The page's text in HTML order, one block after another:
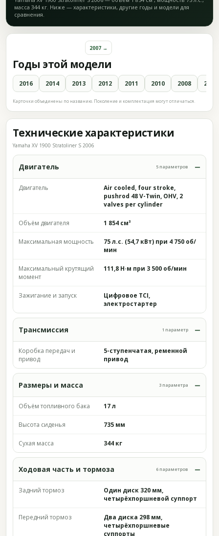
масса 344 кг. Ниже — характеристики, другие годы и модели для
сравнения.
Годы этой модели
2007 →
2016 2014 2013 2012 2011 2010 2008 2007
Карточки объединены по названию. Поколение и комплектация могут отличаться.
Технические характеристики
Yamaha XV 1900 Stratoliner S 2006
Двигатель 5 параметров
Двигатель
Air cooled, four stroke,
pushrod 48 V-Twin, OHV, 2
valves per cylinder
Объём двигателя 1 854 см³
Максимальная мощность
75 л.с. (54,7 кВт) при 4 750 об/
мин
Максимальный крутящий
момент
111,8 Н·м при 3 500 об/мин
Зажигание и запуск
Цифровое TCI,
электростартер
Трансмиссия 1 параметр
Коробка передач и
привод
5-ступенчатая, ременной
привод
Размеры и масса 3 параметра
Объём топливного бака 17 л
Высота сиденья 735 мм
Сухая масса 344 кг
Ходовая часть и тормоза 6 параметров
Задний тормоз
Один диск 320 мм,
четырёхпоршневой суппорт
Передний тормоз
Два диска 298 мм,
четырёхпоршневые
суппорты